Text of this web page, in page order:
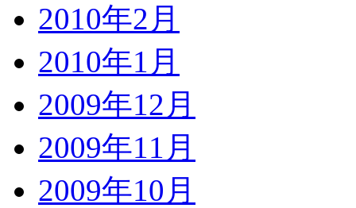
2010年2月
2010年1月
2009年12月
2009年11月
2009年10月